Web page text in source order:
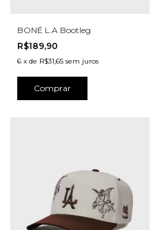
BONÉ L.A Bootleg
R$189,90
6 x de R$31,65 sem juros
Comprar